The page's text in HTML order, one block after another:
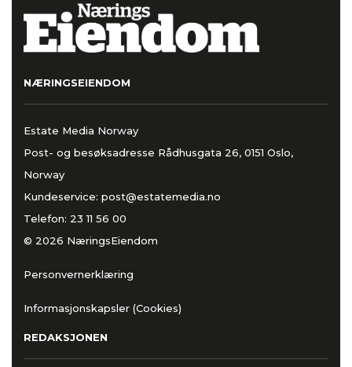
NÆRINGSEIENDOM
Estate Media Norway
Post- og besøksadresse Rådhusgata 26, 0151 Oslo,
Norway
Kundeservice: post@estatemedia.no
Telefon: 23 11 56 00
© 2026 NæringsEiendom
Personvernerklæring
Informasjonskapsler (Cookies)
REDAKSJONEN